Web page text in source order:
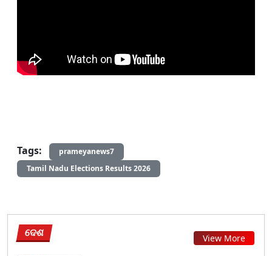
Tags:
prameyanews7
Tamil Nadu Elections Results 2026
ଦେଶ View More